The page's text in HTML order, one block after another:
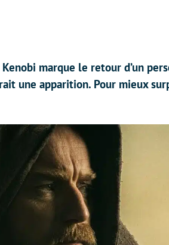
marque le retour d’un
une apparition. Pour mieux